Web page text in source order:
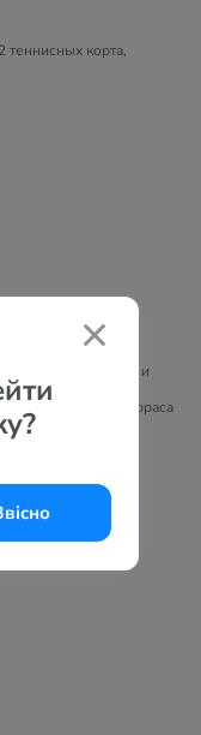
теннисных корта,
105 номеров.
чая и
туалетно-
Fi, балкон или терраса